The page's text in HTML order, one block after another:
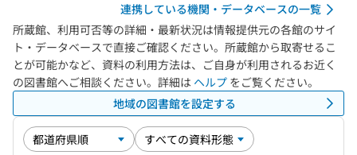
連携している機関・データベースの一覧
所蔵館、利用可否等の詳細・最新状況は情報提供元の各館のサイ
ト・データベースで直接ご確認ください。所蔵館から取寄せるこ
とが可能かなど、資料の利用方法は、ご自身が利用されるお近く
の図書館へご相談ください。詳細は ヘルプ をご覧ください。
地域の図書館を設定する